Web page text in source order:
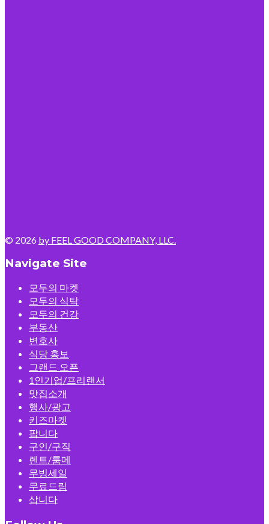
© 2026 by FEEL GOOD COMPANY, LLC.
Navigate Site
모두의 마켓
모두의 식탁
모두의 건강
부동산
변호사
식당 홍보
그랜드 오픈
1인기업/프리랜서
맛집소개
행사/광고
키즈마켓
팝니다
구인/구직
렌트/룸메
무빙세일
무료드림
삽니다